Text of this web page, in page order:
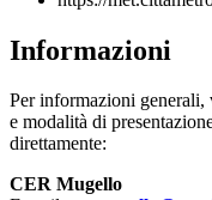
Informazioni
Per informazioni
e modalità di
direttamente:
CER Mugello